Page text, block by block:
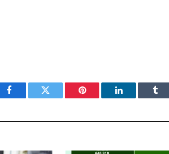
Facebook Twitter Pinterest LinkedIn